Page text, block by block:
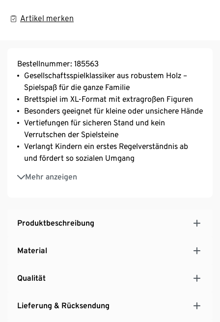
Artikel merken
Bestellnummer: 185563
Gesellschaftsspielklassiker aus robustem Holz –
Spielspaß für die ganze Familie
Brettspiel im XL-Format mit extragroßen Figuren
Besonders geeignet für kleine oder unsichere Hände
Vertiefungen für sicheren Stand und kein
Verrutschen der Spielsteine
Verlangt Kindern ein erstes Regelverständnis ab
und fördert so sozialen Umgang
Mehr anzeigen
Fördert spielerisch die Konzentration sowie das
Zahlen- und Farbverständnis von Kindern
Dank Material und Farben ein echter Hingucker
Produktbeschreibung
Material
Qualität
Lieferung & Rücksendung